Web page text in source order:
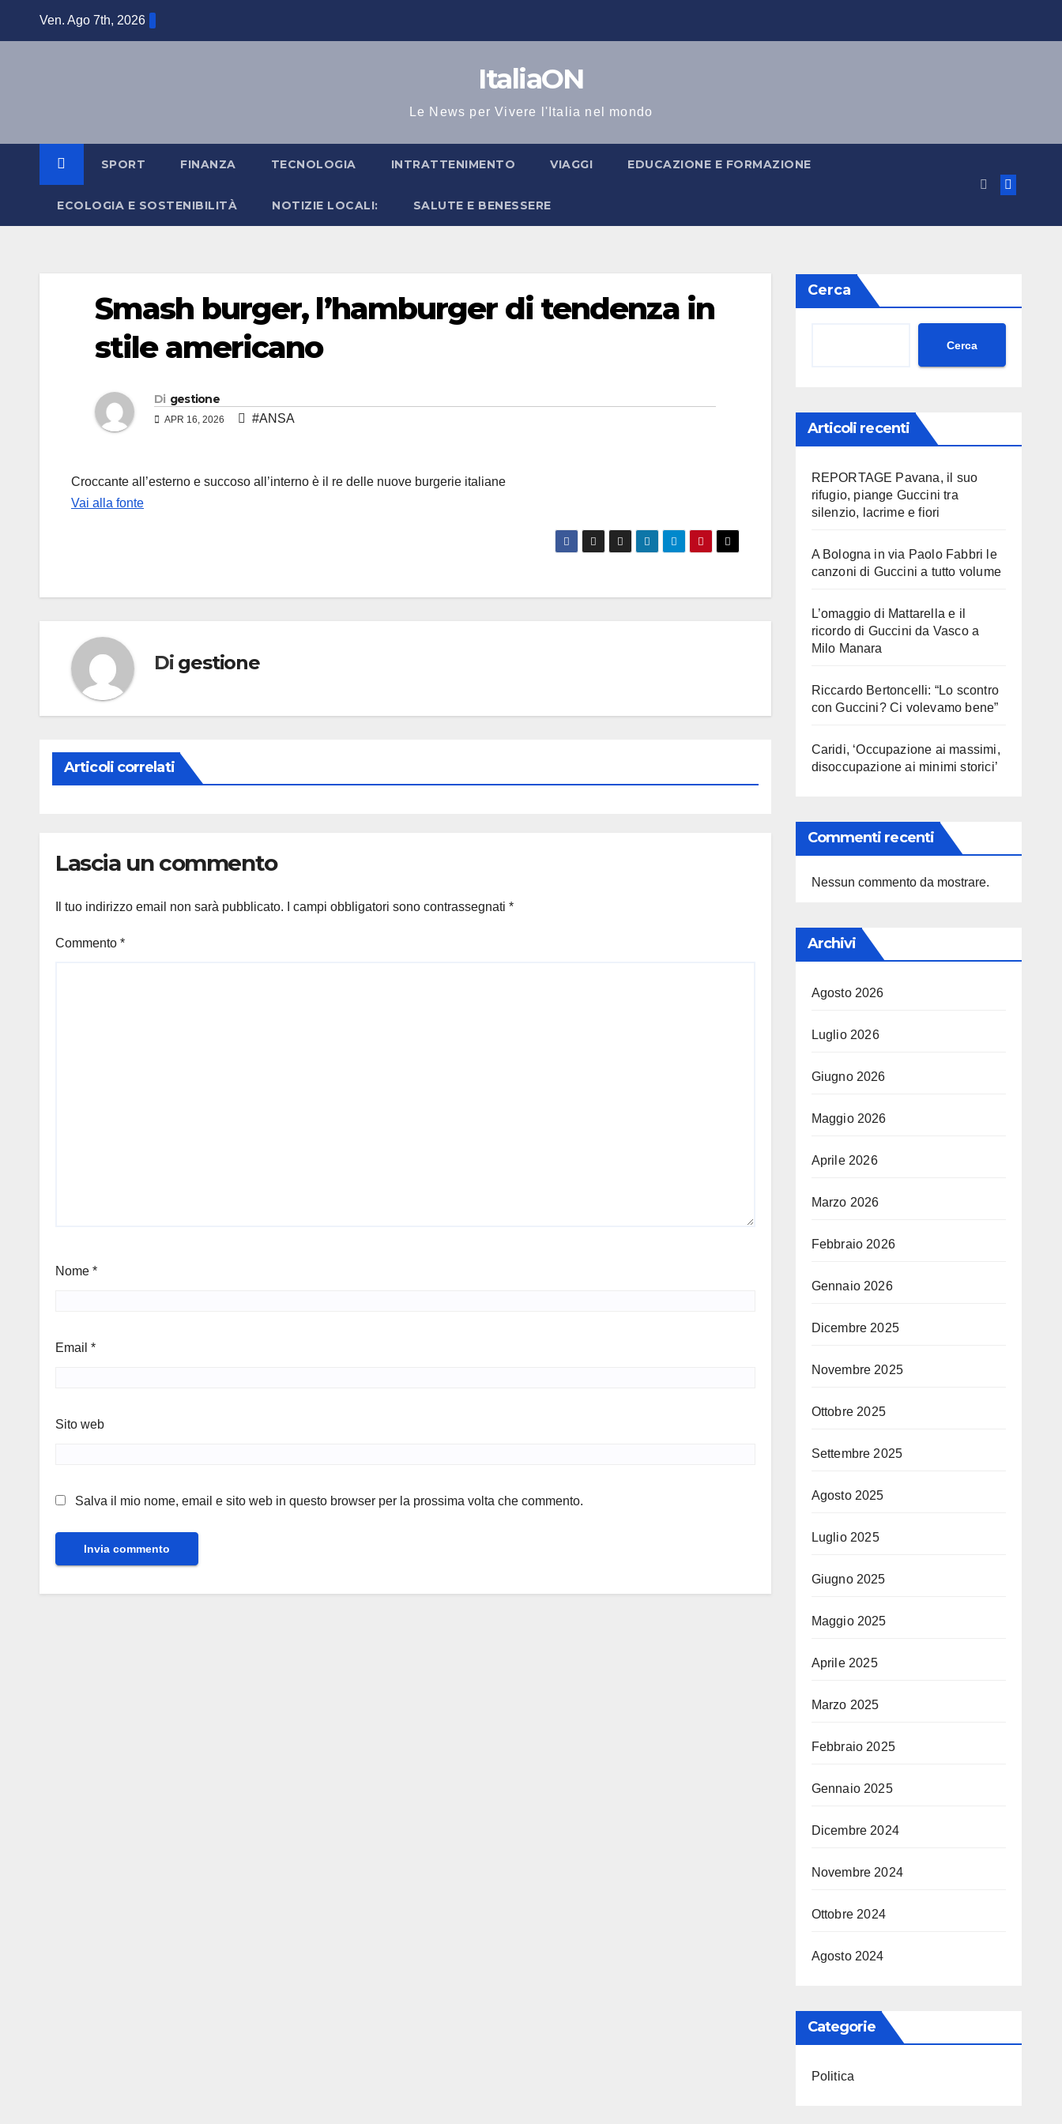
Ven. Ago 7th, 2026
ItaliaON
Le News per Vivere l'Italia nel mondo
SPORT FINANZA TECNOLOGIA INTRATTENIMENTO VIAGGI EDUCAZIONE E FORMAZIONE
ECOLOGIA E SOSTENIBILITÀ NOTIZIE LOCALI: SALUTE E BENESSERE
Smash burger, l’hamburger di tendenza in
stile americano
Di gestione
APR 16, 2026 #ANSA
Croccante all’esterno e succoso all’interno è il re delle nuove burgerie italiane
Vai alla fonte
Di gestione
Articoli correlati
Lascia un commento
Il tuo indirizzo email non sarà pubblicato. I campi obbligatori sono contrassegnati *
Commento *
Nome *
Email *
Sito web
Salva il mio nome, email e sito web in questo browser per la prossima volta che commento.
Cerca
Cerca
Articoli recenti
REPORTAGE Pavana, il suo
rifugio, piange Guccini tra
silenzio, lacrime e fiori
A Bologna in via Paolo Fabbri le
canzoni di Guccini a tutto volume
L’omaggio di Mattarella e il
ricordo di Guccini da Vasco a
Milo Manara
Riccardo Bertoncelli: “Lo scontro
con Guccini? Ci volevamo bene”
Caridi, ‘Occupazione ai massimi,
disoccupazione ai minimi storici’
Commenti recenti
Nessun commento da mostrare.
Archivi
Agosto 2026
Luglio 2026
Giugno 2026
Maggio 2026
Aprile 2026
Marzo 2026
Febbraio 2026
Gennaio 2026
Dicembre 2025
Novembre 2025
Ottobre 2025
Settembre 2025
Agosto 2025
Luglio 2025
Giugno 2025
Maggio 2025
Aprile 2025
Marzo 2025
Febbraio 2025
Gennaio 2025
Dicembre 2024
Novembre 2024
Ottobre 2024
Agosto 2024
Categorie
Politica